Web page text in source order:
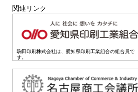
関連リンク
駒田印刷株式会社は、愛知県印刷工業組合の組合員で
す。